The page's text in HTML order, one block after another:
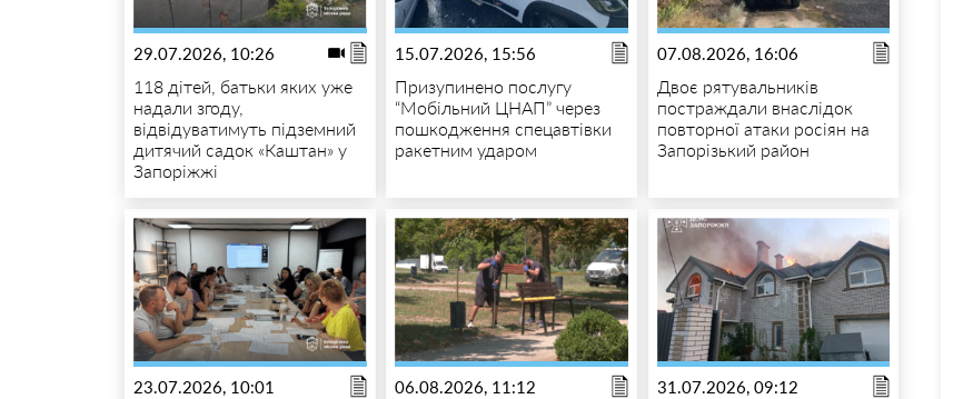
29.07.2026, 10:26
118 дітей, батьки яких уже
надали згоду,
відвідуватимуть підземний
дитячий садок «Каштан» у
Запоріжжі
15.07.2026, 15:56
Призупинено послугу
“Мобільний ЦНАП” через
пошкодження спецавтівки
ракетним ударом
07.08.2026, 16:06
Двоє рятувальників
постраждали внаслідок
повторної атаки росіян на
Запорізький район
23.07.2026, 10:01 06.08.2026, 11:12 31.07.2026, 09:12